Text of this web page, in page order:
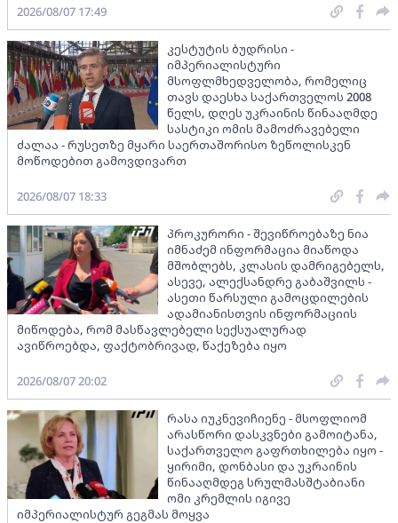
2026/08/07 17:49
კესტუტის ბუდრისი -
იმპერიალისტური
მსოფლმხედველობა, რომელიც
თავს დაესხა საქართველოს 2008
წელს, დღეს უკრაინის წინააღმდე
სასტიკი ომის მამოძრავებელი
ძალაა - რუსეთზე მყარი საერთაშორისო ზეწოლისკენ
მოწოდებით გამოვდივართ
2026/08/07 18:33
პროკურორი - შევიწროებაზე ნია
იმნაძემ ინფორმაცია მიაწოდა
მშობლებს, კლასის დამრიგებელს,
ასევე, ალექსანდრე გაბაშვილს -
ასეთი წარსული გამოცდილების
ადამიანისთვის ინფორმაციის
მიწოდება, რომ მასწავლებელი სექსუალურად
ავიწროებდა, ფაქტობრივად, წაქეზება იყო
2026/08/07 20:02
რასა იუკნევიჩიენე - მსოფლიომ
არასწორი დასკვნები გამოიტანა,
საქართველო გაფრთხილება იყო -
ყირიმი, დონბასი და უკრაინის
წინააღმდეგ სრულმასშტაბიანი
ომი კრემლის იგივე
იმპერიალისტურ გეგმას მოყვა